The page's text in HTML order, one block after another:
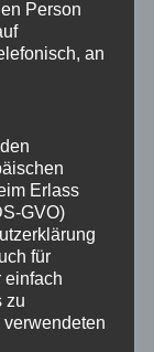
Person
an
Erlass
GVO)
für
einfach
zu